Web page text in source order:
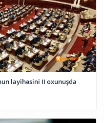
layihəsini II oxunuşda